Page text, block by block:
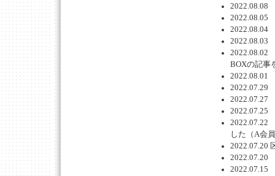
2022.08.08
2022.08.05
2022.08.04
2022.08.03
2022.08.02
BOXの記事
2022.08.01
2022.07.29
2022.07.27
2022.07.25
2022.07.22
した（A会
2022.07.20
2022.07.20
2022.07.15